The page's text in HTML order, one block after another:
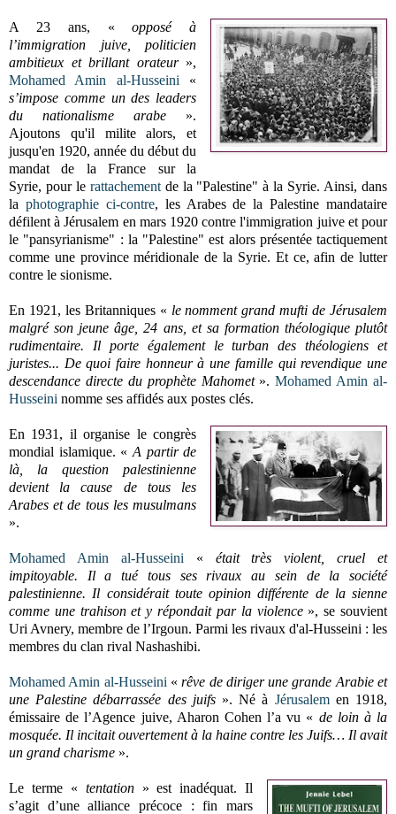
A 23 ans, «opposé à
l’immigration juive, politicien
ambitieux et brillant orateur»,
Mohamed Amin al-Husseini «
s’impose comme un des leaders
du nationalisme arabe ».
Ajoutons qu'il milite alors, et
jusqu'en 1920, année du début du
mandat de la France sur la
Syrie, pour le rattachementde la "Palestine" à la Syrie. Ainsi, dans
la photographie ci-contre, les Arabes de la Palestine mandataire
défilent à Jérusalem en mars 1920 contre l'immigration juive et pour
le "pansyrianisme" : la "Palestine" est alors présentée tactiquement
comme une province méridionale de la Syrie. Et ce, afin de lutter
contre le sionisme.
En 1921, les Britanniques « le nomment grand mufti de Jérusalem
malgré son jeune âge, 24 ans, et sa formation théologique plutôt
rudimentaire. Il porte également le turban des théologiens et
juristes... De quoi faire honneur à une famille qui revendique une
descendance directe du prophète Mahomet».Mohamed Amin al-
Husseini nomme ses affidés aux postes clés.
En 1931, il organise le congrès
mondial islamique. « A partir de
là, la question palestinienne
devient la cause de tous les
Arabes et de tous les musulmans
».
Mohamed Amin al-Husseini « était très violent, cruel et
impitoyable. Il a tué tous ses rivaux au sein de la société
palestinienne. Il considérait toute opinion différente de la sienne
comme une trahison et y répondait par la violence», se souvient
Uri Avnery, membre de l’Irgoun. Parmi les rivaux d'al-Husseini : les
membres du clan rival Nashashibi.
Mohamed Amin al-Husseini «rêve de diriger une grande Arabie et
une Palestine débarrassée des juifs». Né à Jérusalemen 1918,
émissaire de l’Agence juive, Aharon Cohen l’a vu « de loin à la
mosquée. Il incitait ouvertement à la haine contre les Juifs… Il avait
un grand charisme ».
Le terme « tentation» est inadéquat. Il
s’agit d’une alliance précoce : fin mars